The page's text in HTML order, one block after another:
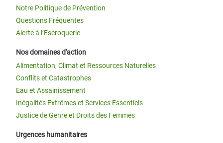
Notre Politique de Prévention
Questions Fréquentes
Alerte à l’Escroquerie
Nos domaines d'action
Alimentation, Climat et Ressources Naturelles
Conflits et Catastrophes
Eau et Assainissement
Inégalités Extrêmes et Services Essentiels
Justice de Genre et Droits des Femmes
Urgences humanitaires